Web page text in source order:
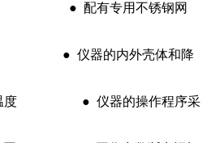
间 ● 配有专用不锈钢网
● 仪器的内外壳体和降
际温度 ● 仪器的操作程序采